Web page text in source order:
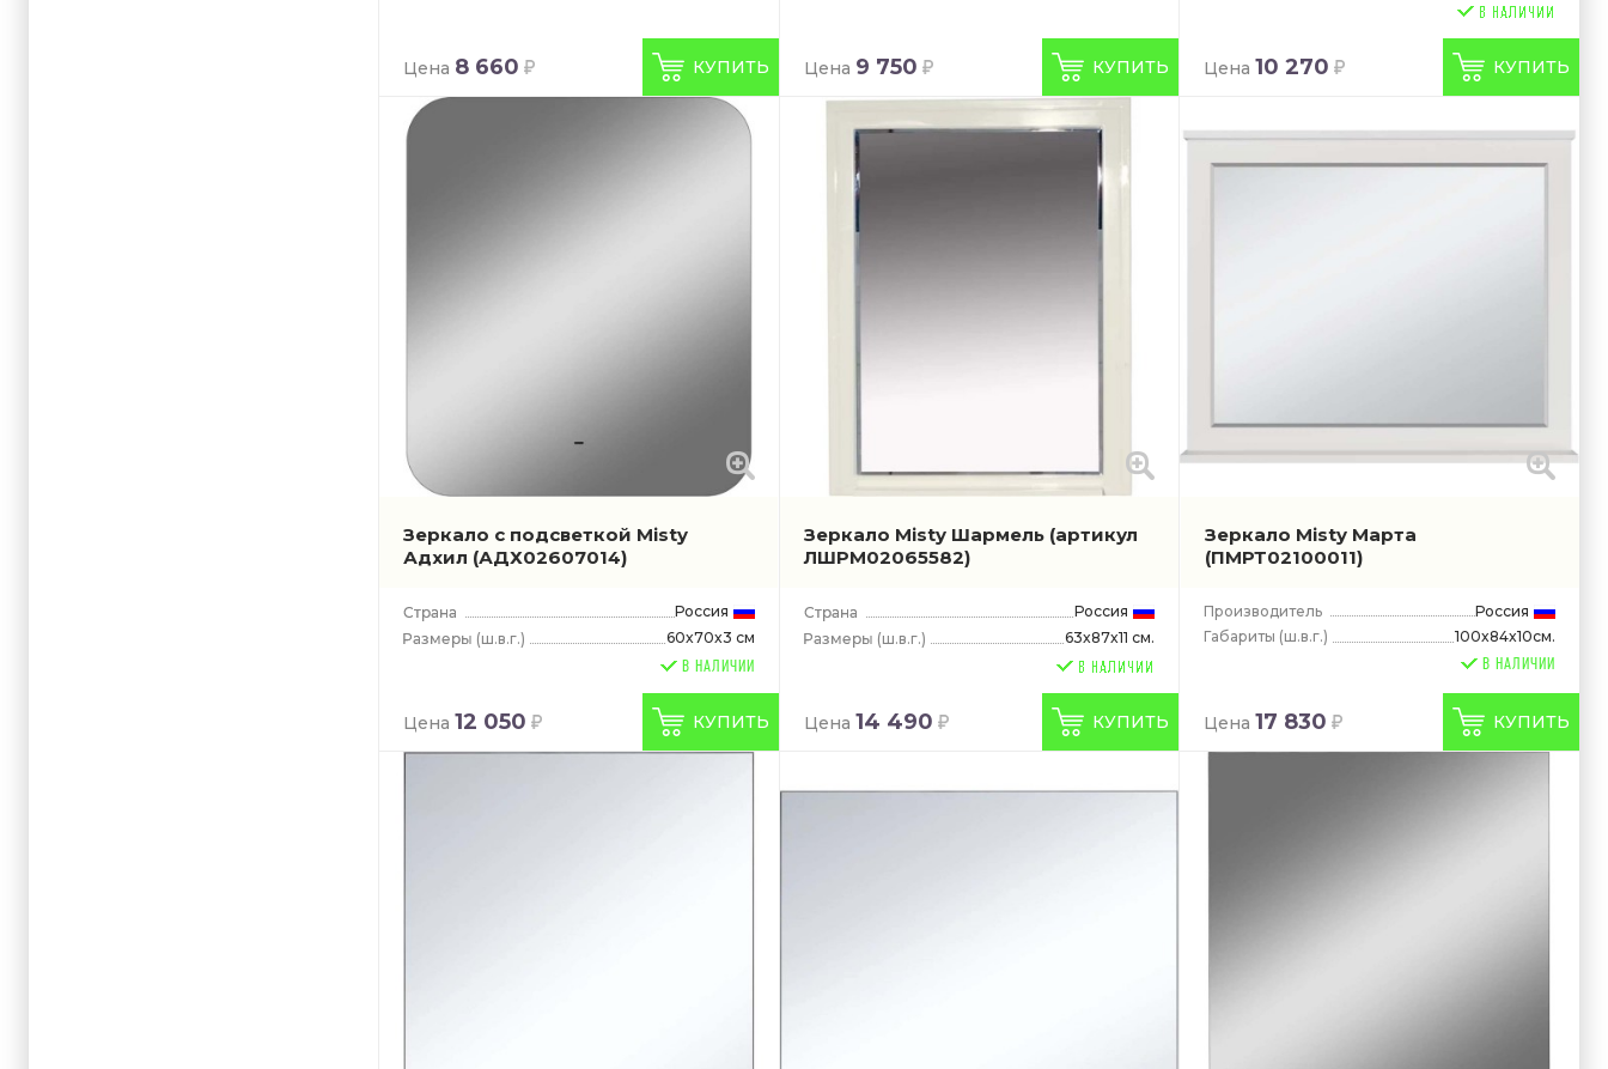
Цена 8 660 КУПИТЬ Цена 9 750 КУПИТЬ Цена 10 270 КУПИТЬ
Зеркало с подсветкой Misty
Адхил (АДХ02607014)
Россия
(ш.в.г.)
60x70x3 см
В НАЛИЧИИ
Цена 12 050 КУПИТЬ
Зеркало Misty Шармель (артикул
ЛШРМ02065582)
Россия
(ш.в.г.)
63x87x11 см.
Цена 14 490 КУПИТЬ
Зеркало Misty Марта
(ПМРТ02100011)
Производитель
Россия
Габариты (ш.в.г.)
100x84x10см.
В НАЛИЧИИ
Цена 17 830 КУПИТЬ